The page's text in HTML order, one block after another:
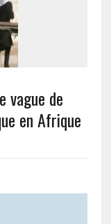
vague de
en Afrique